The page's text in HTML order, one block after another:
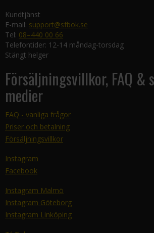
Kundtjänst
E-mail: support@sfbok.se
Tel: 08–440 00 66
Telefontider: 12-14 måndag-torsdag
Stängt helger
Försäljningsvillkor, FAQ &
medier
FAQ - vanliga frågor
Priser och betalning
Försäljningsvillkor
Instagram
Facebook
Instagram Malmö
Instagram Göteborg
Instagram Linköping